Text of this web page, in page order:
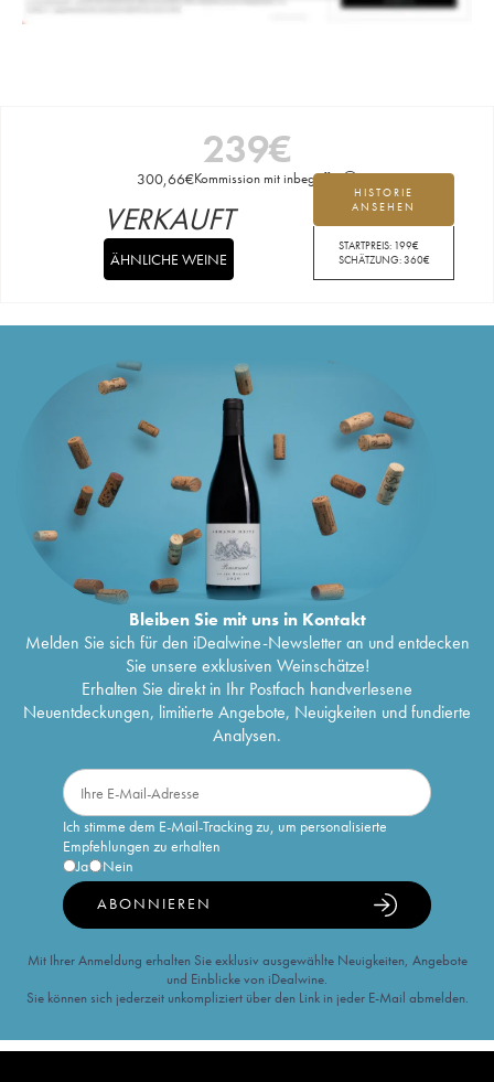
239€
300,66€Kommission mit inbegriffen
HISTORIE
ANSEHEN
STARTPREIS: 199€
SCHÄTZUNG:360€
VERKAUFT
ÄHNLICHE WEINE
Bleiben Sie mit uns in Kontakt
Melden Sie sich für den iDealwine-Newsletter an und entdecken
Sie unsere exklusiven Weinschätze!
Erhalten Sie direkt in Ihr Postfach handverlesene
Neuentdeckungen, limitierte Angebote, Neuigkeiten und fundierte
Analysen.
Ich stimme dem E-Mail-Tracking zu, um personalisierte
Empfehlungen zu erhalten
Ja
Nein
ABONNIEREN
Mit Ihrer Anmeldung erhalten Sie exklusiv ausgewählte Neuigkeiten, Angebote
und Einblicke von iDealwine.
Sie können sich jederzeit unkompliziert über den Link in jeder E-Mail abmelden.